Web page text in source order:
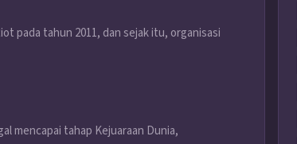
pada tahun 2011, dan sejak itu, organisasi
mencapai tahap Kejuaraan Dunia,